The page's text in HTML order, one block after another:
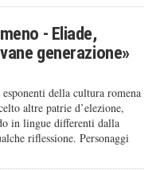
- Eliade,
generazione»
della cultura romena
altre patrie d’elezione,
in lingue differenti dalla
riflessione. Personaggi